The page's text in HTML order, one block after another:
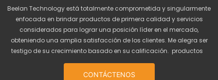
Beelan Technology está totalmente comprometida y singularmente
enfocada en brindar productos de primera calidad y servicios
considerados para lograr una posición líder en el mercado,
obteniendo una amplia satisfacción de los clientes. Me alegra ser
testigo de su crecimiento basado en su calificación. productos
CONTÁCTENOS